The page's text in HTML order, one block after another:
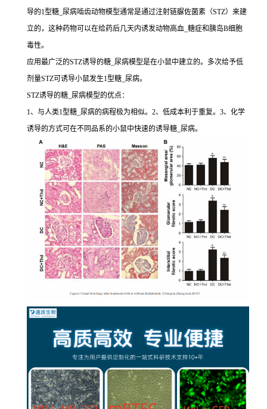
导的1型糖_尿病啮齿动物模型通常是通过注射链脲佐菌素（STZ）来建
立的，这种药物可以在给药后几天内诱发动物高血_糖症和胰岛B细胞
毒性。
应用最广泛的STZ诱导的糖_尿病模型是在小鼠中建立的。多次给予低
剂量STZ可诱导小鼠发生1型糖_尿病。
STZ诱导的糖_尿病模型的优点：
1、与人类1型糖_尿病的病程极为相似。2、低成本利于重复。3、化学
诱导的方式可在不同品系的小鼠中快速的诱导糖_尿病。